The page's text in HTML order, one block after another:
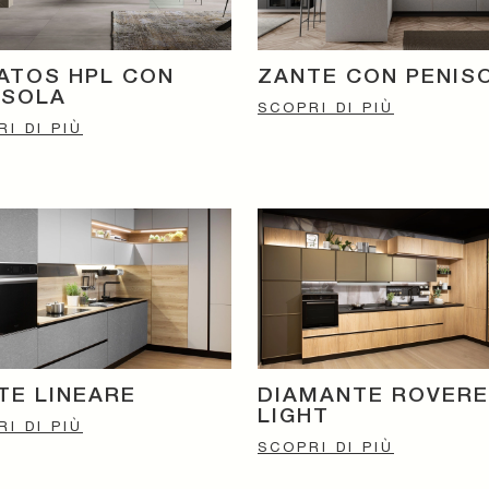
HPL CON
DI PIÙ
ZANTE CON
SCOPRI DI PIÙ
LINEARE
DI PIÙ
DIAMANTE ROVERE
LIGHT
SCOPRI DI PIÙ